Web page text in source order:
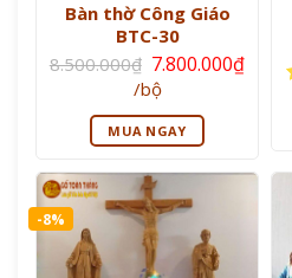
Bàn thờ Công Giáo
BTC-30
8.500.000₫ Giá
gốc
là:
8.500.000₫.
7.800.000₫
Giá
hiện
tại
là:
7.800.000₫.
/bộ
MUA NGAY
-8%